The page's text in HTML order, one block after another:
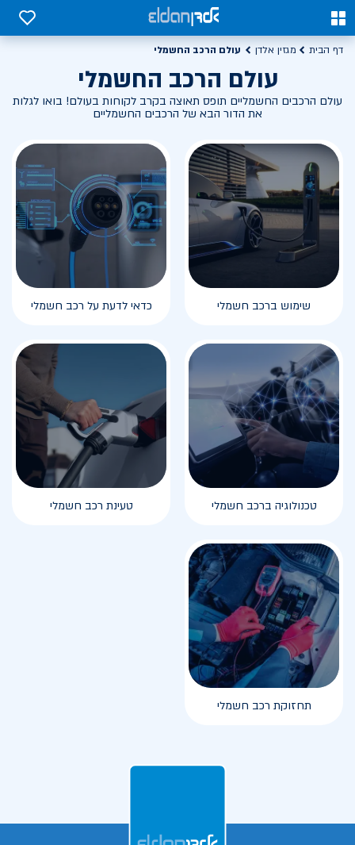
0
0
דף הבית מגזין אלדן עולם הרכב החשמלי
עולם הרכב החשמלי
עולם הרכבים החשמליים תופס תאוצה בקרב לקוחות בעולם! בואו לגלות
את הדור הבא של הרכבים החשמליים
שימוש ברכב חשמלי כדאי לדעת על רכב חשמלי
טכנולוגיה ברכב חשמלי טעינת רכב חשמלי
תחזוקת רכב חשמלי